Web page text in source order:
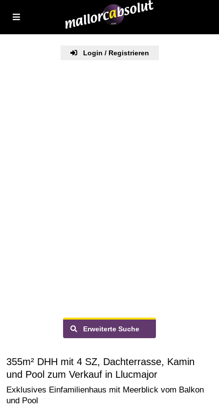
Login / Registrieren
Erweiterte Suche
355m² DHH mit 4 SZ, Dachterrasse, Kamin
und Pool zum Verkauf in Llucmajor
Exklusives Einfamilienhaus mit Meerblick vom Balkon
und Pool